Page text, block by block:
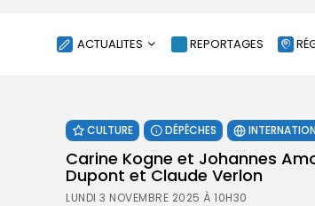
ACTUALITES
SOCIÉTÉ
ÉCONOMIE
CULTURE
REPORTAGES
CULTURE DÉPÊCHES
Carine Kogne et Johannes
Dupont et Claude Verlon
LUNDI 3 NOVEMBRE 2025 À 10H30